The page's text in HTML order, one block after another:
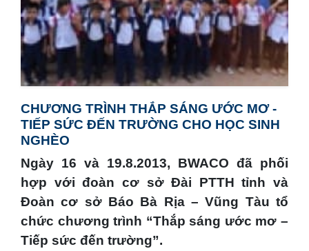
CHƯƠNG TRÌNH THẮP SÁNG ƯỚC MƠ -
TIẾP SỨC ĐẾN TRƯỜNG CHO HỌC SINH
NGHÈO
Ngày 16 và 19.8.2013, BWACO đã phối
hợp với đoàn cơ sở Đài PTTH tỉnh và
Đoàn cơ sở Báo Bà Rịa – Vũng Tàu tổ
chức chương trình “Thắp sáng ước mơ –
Tiếp sức đến trường”.